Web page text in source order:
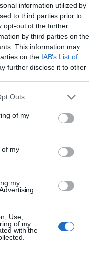
information utilized by
to third parties prior to
opt-out of the further
by third parties on the
This information may
on the IAB’s List of
further disclose it to other
Outs
of my
of my
my
Use,
of my
with the
öbölt, ezzel
- írja a CNN. Trump
öbölt Amerikai-
a magyar
a nemzetközi
idei kiemelt
legfontosabb
a tárgyalásokat
hírarchívumához